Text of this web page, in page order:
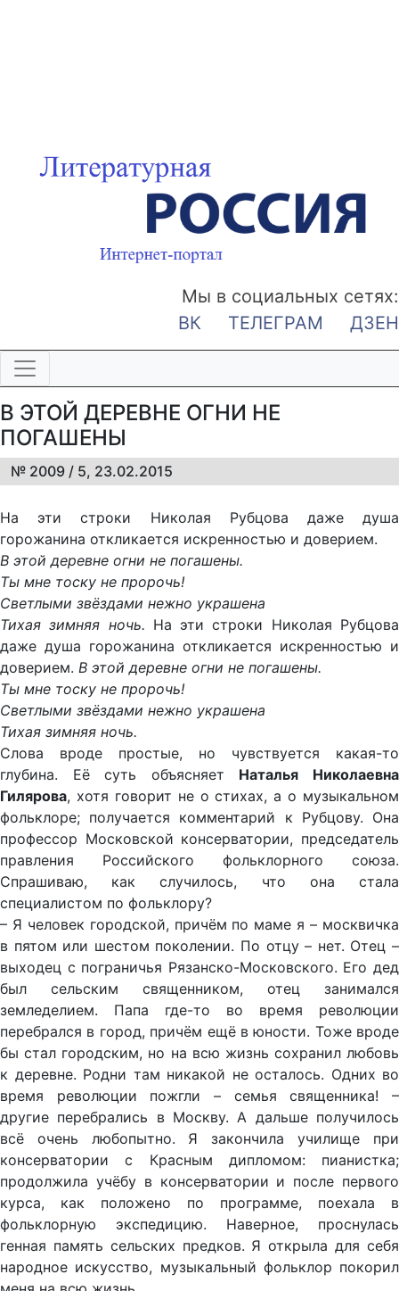
Мы в социальных сетях:
ВК
ТЕЛЕГРАМ ДЗЕН
В ЭТОЙ ДЕРЕВНЕ ОГНИ НЕ
ПОГАШЕНЫ
№ 2009 / 5, 23.02.2015
На эти строки Николая Рубцова даже душа
горожанина откликается искренностью и доверием.
В этой деревне огни не погашены.
Ты мне тоску не пророчь!
Светлыми звёздами нежно украшена
Тихая зимняя ночь. На эти строки Николая Рубцова
даже душа горожанина откликается искренностью и
доверием. В этой деревне огни не погашены.
Ты мне тоску не пророчь!
Светлыми звёздами нежно украшена
Тихая зимняя ночь.
Слова вроде простые, но чувствуется какая-то
глубина. Её суть объясняет Наталья Николаевна
Гилярова, хотя говорит не о стихах, а о музыкальном
фольклоре; получается комментарий к Рубцову. Она
профессор Московской консерватории, председатель
правления Российского фольклорного союза.
Спрашиваю, как случилось, что она стала
специалистом по фольклору?
– Я человек городской, причём по маме я – москвичка
в пятом или шестом поколении. По отцу – нет. Отец –
выходец с пограничья Рязанско-Московского. Его дед
был сельским священником, отец занимался
земледелием. Папа где-то во время революции
перебрался в город, причём ещё в юности. Тоже вроде
бы стал городским, но на всю жизнь сохранил любовь
к деревне. Родни там никакой не осталось. Одних во
время революции пожгли – семья священника! –
другие перебрались в Москву. А дальше получилось
всё очень любопытно. Я закончила училище при
консерватории с Красным дипломом: пианистка;
продолжила учёбу в консерватории и после первого
курса, как положено по программе, поехала в
фольклорную экспедицию. Наверное, проснулась
генная память сельских предков. Я открыла для себя
народное искусство, музыкальный фольклор покорил